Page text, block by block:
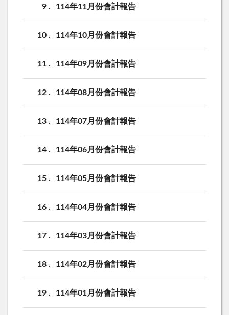
9 114年11月份會計報告
10 114年10月份會計報告
11 114年09月份會計報告
12 114年08月份會計報告
13 114年07月份會計報告
14 114年06月份會計報告
15 114年05月份會計報告
16 114年04月份會計報告
17 114年03月份會計報告
18 114年02月份會計報告
19 114年01月份會計報告